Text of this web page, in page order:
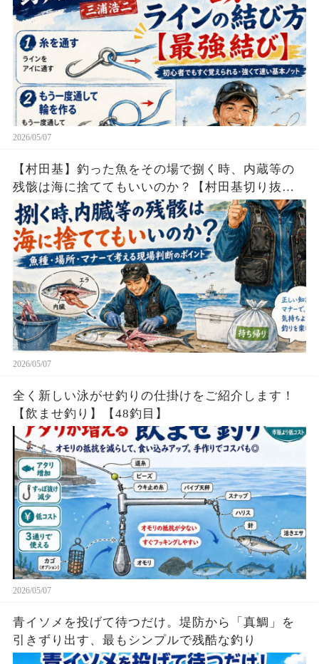
2026/05/07
【村田基】釣った魚をその場で捌く時、内蔵等の
残骸は海に捨ててもいいのか？【村田基切り抜
き】
2026/05/07
全く新しい泳がせ釣りの仕掛けをご紹介します！
【飲ませ釣り】【48釣目】
2026/05/07
青イソメを投げて待つだけ。堤防から「真鯛」を
引きずり出す、最もシンプルで残酷な釣り